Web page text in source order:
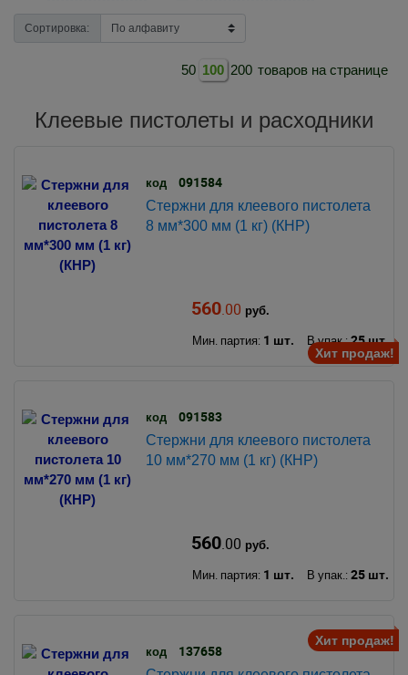
Сортировка:
50 100 200 товаров на странице
Клеевые пистолеты и расходники
Хит продаж!
код 091584
Стержни для клеевого пистолета
8 мм*300 мм (1 кг) (КНР)
560.00 руб.
Мин. партия: 1 шт. В упак.:25 шт.
код 091583
Стержни для клеевого пистолета
10 мм*270 мм (1 кг) (КНР)
560.00 руб.
Мин. партия: 1 шт. В упак.: 25 шт.
Хит продаж!
код 137658